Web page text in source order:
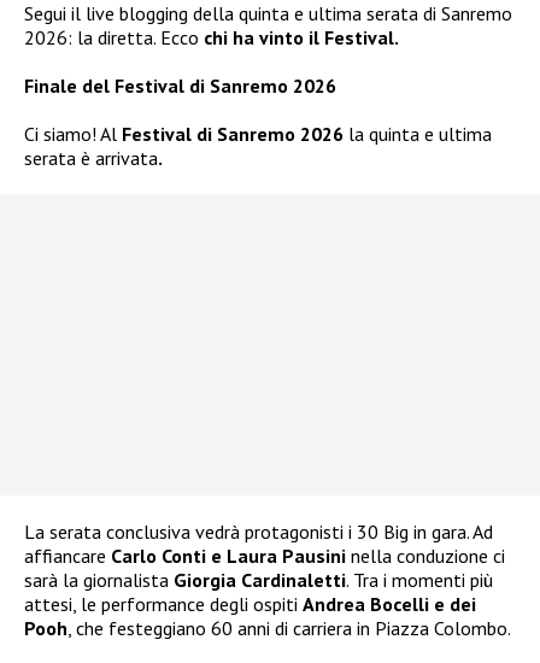
Segui il live blogging della quinta e ultima serata di Sanremo
2026: la diretta. Ecco chi ha vinto il Festival.
Finale del Festival di Sanremo 2026
Ci siamo! Al Festival di Sanremo 2026 la quinta e ultima
serata è arrivata.
La serata conclusiva vedrà protagonisti i 30 Big in gara. Ad
affiancare Carlo Conti e Laura Pausini nella conduzione ci
sarà la giornalista Giorgia Cardinaletti. Tra i momenti più
attesi, le performance degli ospiti Andrea Bocelli e dei
Pooh, che festeggiano 60 anni di carriera in Piazza Colombo.